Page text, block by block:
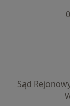
Sąd